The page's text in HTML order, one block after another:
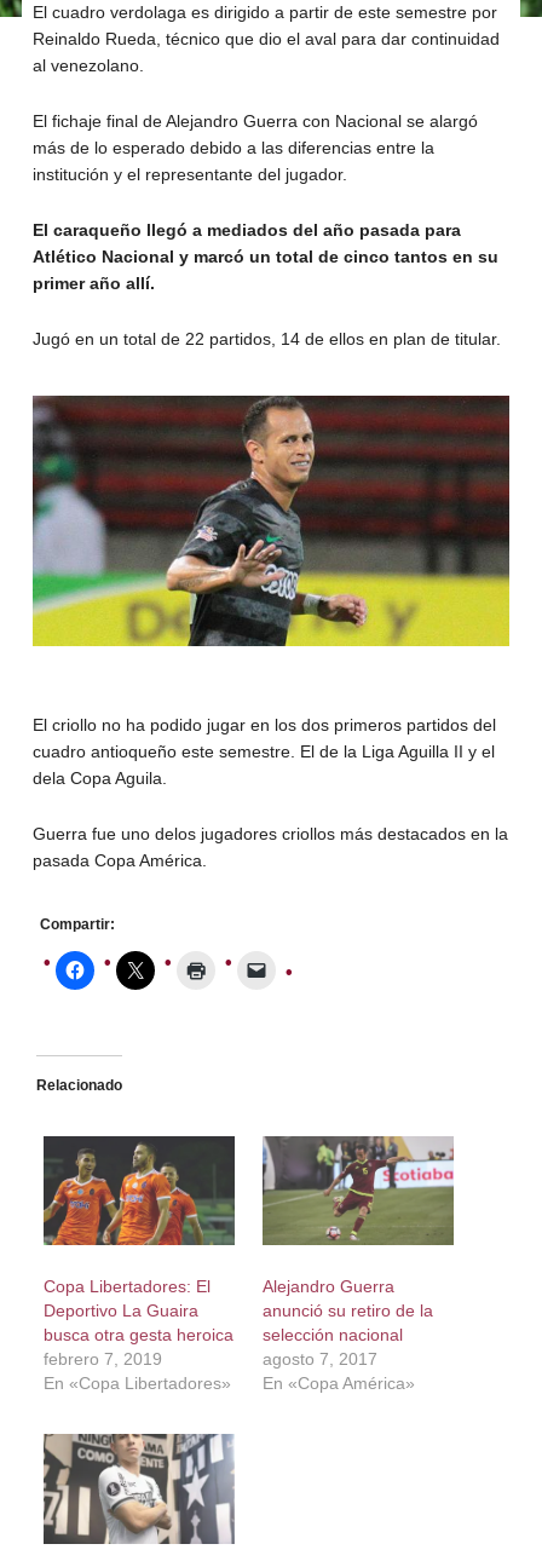
El cuadro verdolaga es dirigido a partir de este semestre por
Reinaldo Rueda, técnico que dio el aval para dar continuidad
al venezolano.
El fichaje final de Alejandro Guerra con Nacional se alargó
más de lo esperado debido a las diferencias entre la
institución y el representante del jugador.
El caraqueño llegó a mediados del año pasada para
Atlético Nacional y marcó un total de cinco tantos en su
primer año allí.
Jugó en un total de 22 partidos, 14 de ellos en plan de titular.
El criollo no ha podido jugar en los dos primeros partidos del
cuadro antioqueño este semestre. El de la Liga Aguilla II y el
dela Copa Aguila.
Guerra fue uno delos jugadores criollos más destacados en la
pasada Copa América.
Compartir:
Relacionado
Copa Libertadores: El
Deportivo La Guaira
busca otra gesta heroica
febrero 7, 2019
En «Copa Libertadores»
Alejandro Guerra
anunció su retiro de la
selección nacional
agosto 7, 2017
En «Copa América»